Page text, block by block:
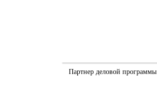
Партнер деловой программы